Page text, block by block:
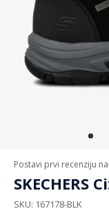
Postavi prvi recenziju
SKECHERS
SKU 167178-BLK